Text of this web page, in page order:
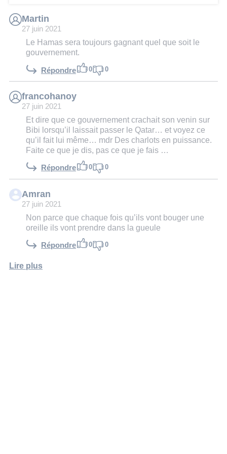
Martin
27 juin 2021
Le Hamas sera toujours gagnant quel que soit le
gouvernement.
Répondre 0 0
francohanoy
27 juin 2021
Et dire que ce gouvernement crachait son venin sur
Bibi lorsqu’il laissait passer le Qatar… et voyez ce
qu’il fait lui même… mdr Des charlots en puissance.
Faite ce que je dis, pas ce que je fais …
Répondre 0 0
Amran
27 juin 2021
Non parce que chaque fois qu’ils vont bouger une
oreille ils vont prendre dans la gueule
Répondre 0 0
Lire plus